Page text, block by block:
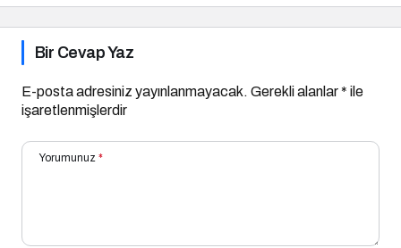
Bir Cevap Yaz
E-posta adresiniz yayınlanmayacak. Gerekli alanlar* ile
işaretlenmişlerdir
Yorumunuz *